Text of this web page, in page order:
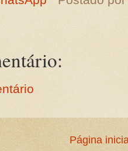
Página